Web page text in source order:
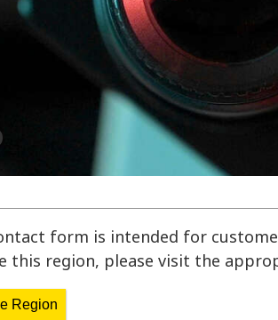
form is intended for
this region, please visit the
Region